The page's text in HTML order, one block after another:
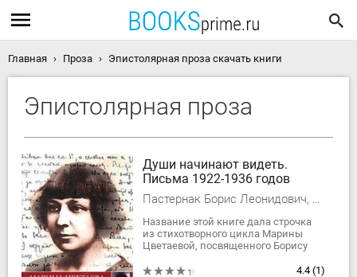
Главная Проза Эпистолярная проза скачать книги
Эпистолярная проза
Души начинают видеть.
Письма 1922-1936 годов
Пастернак Борис Леонидович, Цветаева Марина Ивановна
Название этой книге дала строчка
из стихотворного цикла Марины
Цветаевой, посвященного Борису
послереволюционной Москве, но
4.4 (1)